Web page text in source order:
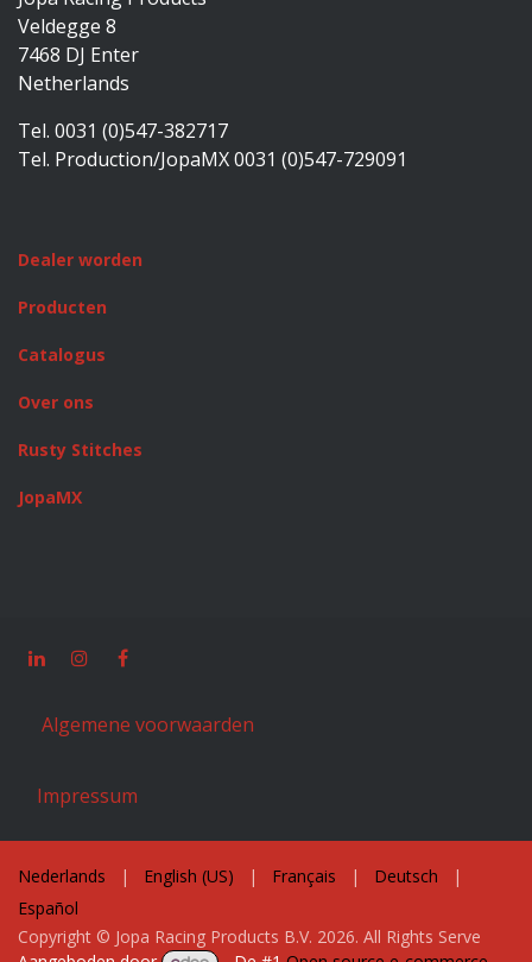
Veldegge 8
7468 DJ Enter
Netherlands
Tel. 0031 (0)547-382717
Tel. Production/JopaMX 0031 (0)547-729091
Dealer worden
Producten
Catalogus
Over ons
Rusty Stitches
JopaMX
Algemene voorwaarden
Impressum
Copyright © Jopa Racing Products B.V. 2026. All Rights Serve
Nederlands | English (US) | Français | Deutsch
|
Español